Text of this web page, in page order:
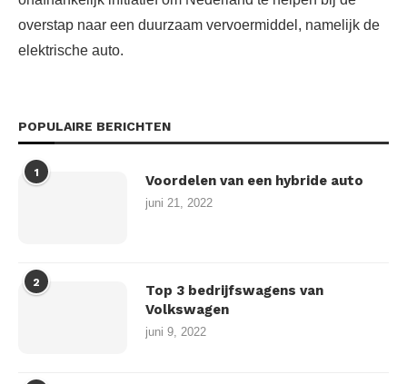
overstap naar een duurzaam vervoermiddel, namelijk de
elektrische auto.
POPULAIRE BERICHTEN
1
Voordelen van een hybride auto
juni 21, 2022
2
Top 3 bedrijfswagens van
Volkswagen
juni 9, 2022